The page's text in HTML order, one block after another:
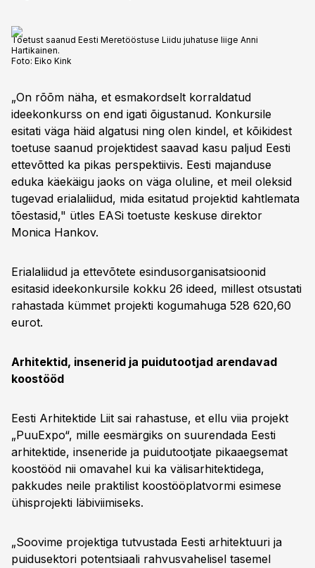
Toetust saanud Eesti Meretööstuse Liidu juhatuse liige Anni
Hartikainen.
Foto: Eiko Kink
„On rõõm näha, et esmakordselt korraldatud
ideekonkurss on end igati õigustanud. Konkursile
esitati väga häid algatusi ning olen kindel, et kõikidest
toetuse saanud projektidest saavad kasu paljud Eesti
ettevõtted ka pikas perspektiivis. Eesti majanduse
eduka käekäigu jaoks on väga oluline, et meil oleksid
tugevad erialaliidud, mida esitatud projektid kahtlemata
tõestasid," ütles EASi toetuste keskuse direktor
Monica Hankov.
Erialaliidud ja ettevõtete esindusorganisatsioonid
esitasid ideekonkursile kokku 26 ideed, millest otsustati
rahastada kümmet projekti kogumahuga 528 620,60
eurot.
Arhitektid, insenerid ja puidutootjad arendavad
koostööd
Eesti Arhitektide Liit sai rahastuse, et ellu viia projekt
„PuuExpo“, mille eesmärgiks on suurendada Eesti
arhitektide, inseneride ja puidutootjate pikaaegsemat
koostööd nii omavahel kui ka välisarhitektidega,
pakkudes neile praktilist koostööplatvormi esimese
ühisprojekti läbiviimiseks.
„Soovime projektiga tutvustada Eesti arhitektuuri ja
puidusektori potentsiaali rahvusvahelisel tasemel